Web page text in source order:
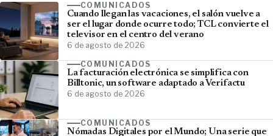
COMUNICADOS
Cuando llegan las vacaciones, el salón vuelve a
ser el lugar donde ocurre todo; TCL convierte el
televisor en el centro del verano
6 de agosto de 2026
COMUNICADOS
La facturación electrónica se simplifica con
Billtonic, un software adaptado a Verifactu
6 de agosto de 2026
COMUNICADOS
Nómadas Digitales por el Mundo; Una serie que